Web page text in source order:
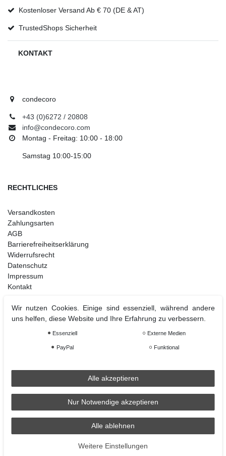
Kostenloser Versand Ab € 70 (DE & AT)
TrustedShops Sicherheit
KONTAKT
condecoro
+43 (0)6272 / 20808
info@condecoro.com
Montag - Freitag: 10:00 - 18:00
Samstag 10:00-15:00
RECHTLICHES
Versandkosten
Zahlungsarten
AGB
Barrierefreiheitserklärung
Widerrufsrecht
Datenschutz
Impressum
Kontakt
Christbaumschmuck
Christbaumkugel
Räder Lichthaus
Wir nutzen Cookies. Einige sind essenziell, während andere
uns helfen, diese Website und Ihre Erfahrung zu verbessern.
Essenziell Externe Medien
PayPal Funktional
Alle akzeptieren
Nur Notwendige akzeptieren
Alle ablehnen
Weitere Einstellungen